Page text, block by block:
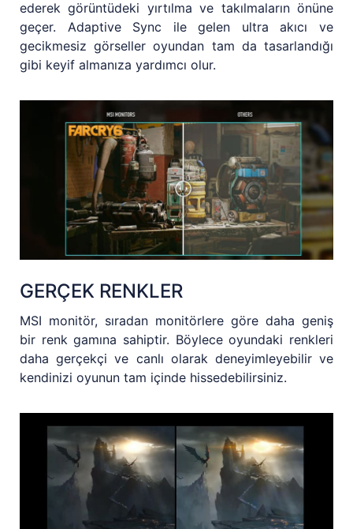
ederek görüntüdeki yırtılma ve takılmaların önüne
geçer. Adaptive Sync ile gelen ultra akıcı ve
gecikmesiz görseller oyundan tam da tasarlandığı
gibi keyif almanıza yardımcı olur.
GERÇEK RENKLER
MSI monitör, sıradan monitörlere göre daha geniş
bir renk gamına sahiptir. Böylece oyundaki renkleri
daha gerçekçi ve canlı olarak deneyimleyebilir ve
kendinizi oyunun tam içinde hissedebilirsiniz.